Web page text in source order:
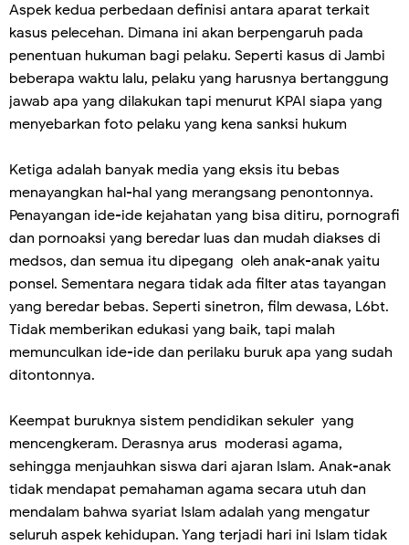
Aspek kedua perbedaan definisi antara aparat terkait
kasus pelecehan. Dimana ini akan berpengaruh pada
penentuan hukuman bagi pelaku. Seperti kasus di Jambi
beberapa waktu lalu, pelaku yang harusnya bertanggung
jawab apa yang dilakukan tapi menurut KPAI siapa yang
menyebarkan foto pelaku yang kena sanksi hukum
Ketiga adalah banyak media yang eksis itu bebas
menayangkan hal-hal yang merangsang penontonnya.
Penayangan ide-ide kejahatan yang bisa ditiru, pornografi
dan pornoaksi yang beredar luas dan mudah diakses di
medsos, dan semua itu dipegang oleh anak-anak yaitu
ponsel. Sementara negara tidak ada filter atas tayangan
yang beredar bebas. Seperti sinetron, film dewasa, L6bt.
Tidak memberikan edukasi yang baik, tapi malah
memunculkan ide-ide dan perilaku buruk apa yang sudah
ditontonnya.
Keempat buruknya sistem pendidikan sekuler yang
mencengkeram. Derasnya arus moderasi agama,
sehingga menjauhkan siswa dari ajaran Islam. Anak-anak
tidak mendapat pemahaman agama secara utuh dan
mendalam bahwa syariat Islam adalah yang mengatur
seluruh aspek kehidupan. Yang terjadi hari ini Islam tidak